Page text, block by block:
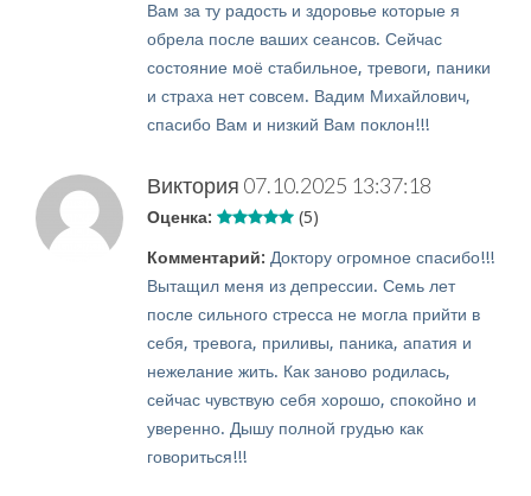
Вам за ту радость и здоровье которые я
обрела после ваших сеансов. Сейчас
состояние моё стабильное, тревоги, паники
и страха нет совсем. Вадим Михайлович,
спасибо Вам и низкий Вам поклон!!!
Виктория 07.10.2025 13:37:18
Оценка: (5)
Комментарий: Доктору огромное спасибо!!!
Вытащил меня из депрессии. Семь лет
после сильного стресса не могла прийти в
себя, тревога, приливы, паника, апатия и
нежелание жить. Как заново родилась,
сейчас чувствую себя хорошо, спокойно и
уверенно. Дышу полной грудью как
говориться!!!